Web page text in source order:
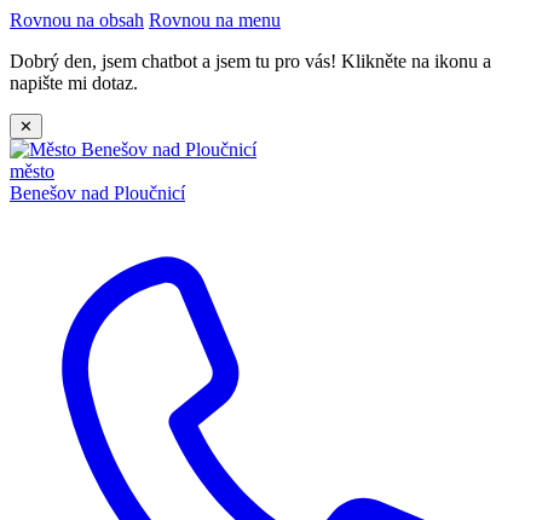
Rovnou na obsah Rovnou na menu
Dobrý den, jsem chatbot a jsem tu pro vás! Klikněte na ikonu a
napište mi dotaz.
✕
město
Benešov nad Ploučnicí